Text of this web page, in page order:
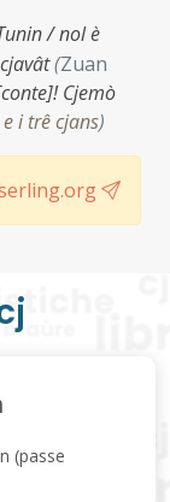
/ nol è
(Zuan
Cjemò
i trê cjans)
(passe